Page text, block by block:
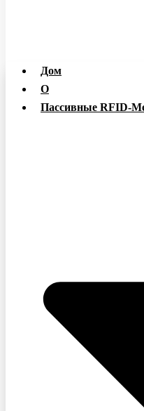
Дом
О
Пассивные RFID-